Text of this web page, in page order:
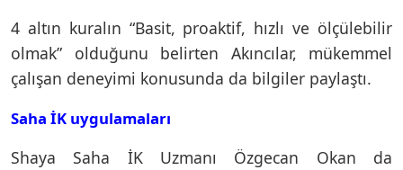
4 altın kuralın “Basit, proaktif, hızlı ve ölçülebilir
olmak” olduğunu belirten Akıncılar, mükemmel
çalışan deneyimi konusunda da bilgiler paylaştı.
Saha İK uygulamaları
Shaya Saha İK Uzmanı Özgecan Okan da